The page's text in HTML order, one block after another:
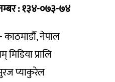
: १३४-०७३-७४
काठमाडौँ, नेपाल
प्रालि
प्याकुरेल